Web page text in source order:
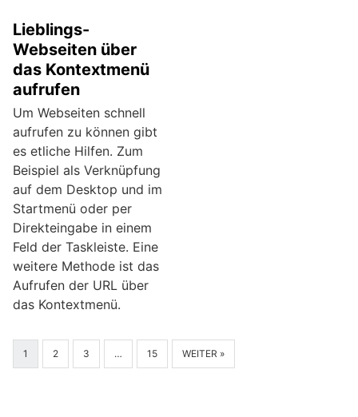
Lieblings-
Webseiten über
das Kontextmenü
aufrufen
Um Webseiten schnell
aufrufen zu können gibt
es etliche Hilfen. Zum
Beispiel als Verknüpfung
auf dem Desktop und im
Startmenü oder per
Direkteingabe in einem
Feld der Taskleiste. Eine
weitere Methode ist das
Aufrufen der URL über
das Kontextmenü.
1 2 3 … 15 WEITER »